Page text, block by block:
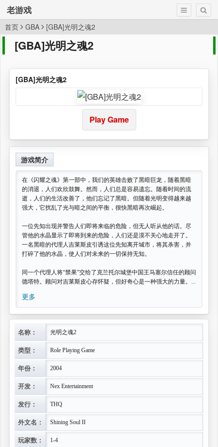
老游戏
首页 GBA [GBA]光明之魂2
[GBA]光明之魂2
[GBA]光明之魂2
Play Game
游戏简介
在《闪耀之魂》第一部中，我们的英雄击败了黑暗巨龙，随着黑暗
的消退，人们欢欣鼓舞。然而，人们总是容易遗忘。随着时间的流
逝，人们的生活改善了，他们忘记了黑暗。但随着光明变得越来越
强大，它扰乱了光与暗之间的平衡，很快黑暗再次崛起。
一位先知出现并警告人们即将来临的危险，但无人听从他的话。尽
管他的水晶显示了即将到来的危险，人们还是漠不关心地走开了。
一名黑暗的代理人吉莱斯皮引诱这位先知离开城市，将其杀害，并
打碎了他的水晶，使人们对未来的一切保持无知。
同一个代理人将“禁果”交给了克兰托尔城堡中国王马塞尔信任的顾问
德塔特。顾问对吉莱斯皮心存怀疑，但好奇心是一种强大的力量。...
更多
名称： 光明之魂2
类型： Role Playing Game
年份： 2004
开发： Nex Entertainment
发行： THQ
外文名： Shining Soul II
玩家数： 1-4